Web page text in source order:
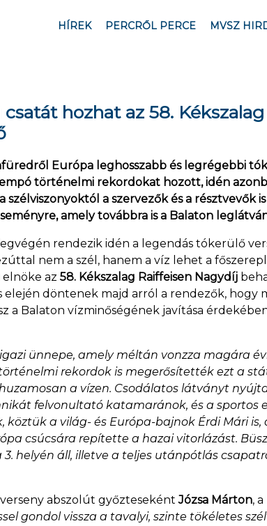
HÍREK PERCRŐL PERCE MVSZ
hozhat az 58.
Európa leghosszabb és legrégebbi
történelmi rekordokat hozott, idén
a szervezők és a
amely továbbra is a Balaton
rendezik idén a legendás tókerülő
nem a szél, hanem a víz lehet a
elnöke az 58. Kékszalag Raiffeisen Nagydíj
elején döntenek majd arról a rendezők,
a Balaton vízminőségének javítása
ünnepe, amely méltán vonzza magára
rekordok is megerősítették ezt a
a vízen. Csodálatos látványt
felvonultató katamaránok, és a sportos
a világ- és Európa-bajnok Érdi Mári
csúcsára repítette a hazai vitorlázást.
helyén áll, illetve a teljes utánpótlás
abszolút győztesekéntJózsa Márton, a
gondol vissza a tavalyi, szinte tökéletes